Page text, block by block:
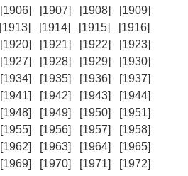
[1906] [1907] [1908]
[1909]
[1913] [1914] [1915]
[1916]
[1920] [1921] [1922]
[1923]
[1927] [1928] [1929]
[1930]
[1934] [1935] [1936]
[1937]
[1941] [1942] [1943]
[1944]
[1948] [1949] [1950]
[1951]
[1955] [1956] [1957]
[1958]
[1962] [1963] [1964]
[1965]
[1969] [1970] [1971]
[1972]